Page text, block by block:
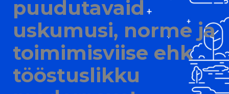
puudutavaid
uskumusi, norme ja
toimimisviise ehk
tööstuslikku